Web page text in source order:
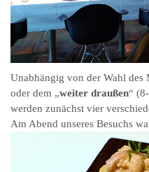
Unabhängig von der Wahl des
oder dem „weiter draußen“
werden zunächst vier
Am Abend unseres Besuchs